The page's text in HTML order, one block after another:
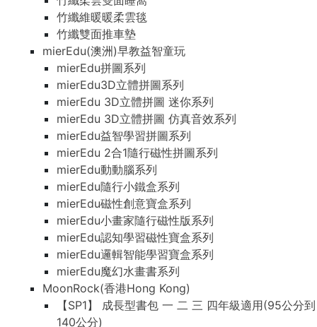
竹纖維暖暖柔雲毯
竹纖雙面推車墊
mierEdu(澳洲)早教益智童玩
mierEdu拼圖系列
mierEdu3D立體拼圖系列
mierEdu 3D立體拼圖 迷你系列
mierEdu 3D立體拼圖 仿真音效系列
mierEdu益智學習拼圖系列
mierEdu 2合1隨行磁性拼圖系列
mierEdu動動腦系列
mierEdu隨行小鐵盒系列
mierEdu磁性創意寶盒系列
mierEdu小畫家隨行磁性版系列
mierEdu認知學習磁性寶盒系列
mierEdu邏輯智能學習寶盒系列
mierEdu魔幻水畫書系列
MoonRock(香港Hong Kong)
【SP1】 成長型書包 一 二 三 四年級適用(95公分到
140公分)